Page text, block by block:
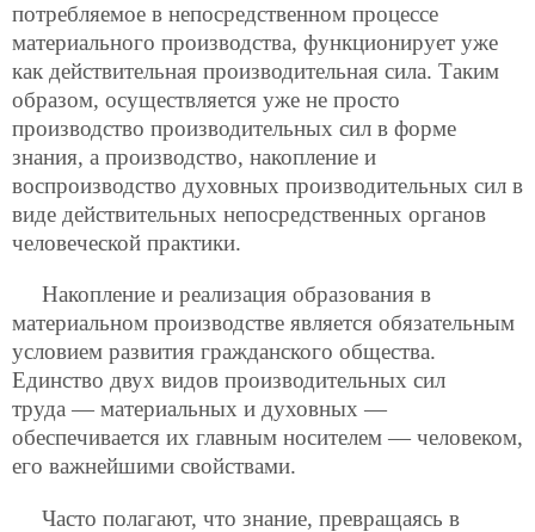
потребляемое в непосредственном процессе
материального производства, функционирует уже
как действительная производительная сила. Таким
образом, осуществляется уже не просто
производство производительных сил в форме
знания, а производство, накопление и
воспроизводство духовных производительных сил в
виде действительных непосредственных органов
человеческой практики.
Накопление и реализация образования в
материальном производстве является обязательным
условием развития гражданского общества.
Единство двух видов производительных сил
труда — материальных и духовных —
обеспечивается их главным носителем — человеком,
его важнейшими свойствами.
Часто полагают, что знание, превращаясь в